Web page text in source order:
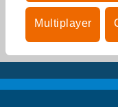
Multiplayer